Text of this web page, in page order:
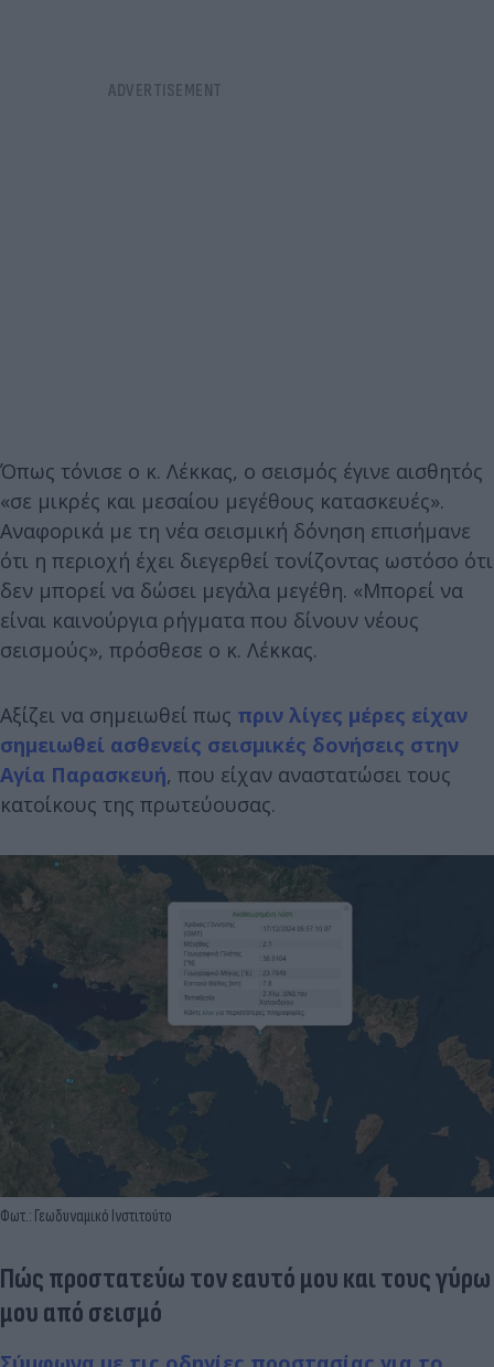
Όπως τόνισε ο κ. Λέκκας, ο σεισμός έγινε αισθητός
«σε μικρές και μεσαίου μεγέθους κατασκευές».
Αναφορικά με τη νέα σεισμική δόνηση επισήμανε
ότι η περιοχή έχει διεγερθεί τονίζοντας ωστόσο ότι
δεν μπορεί να δώσει μεγάλα μεγέθη. «Μπορεί να
είναι καινούργια ρήγματα που δίνουν νέους
σεισμούς», πρόσθεσε ο κ. Λέκκας.
Αξίζει να σημειωθεί πως πριν λίγες μέρες είχαν
σημειωθεί ασθενείς σεισμικές δονήσεις στην
Αγία Παρασκευή, που είχαν αναστατώσει τους
κατοίκους της πρωτεύουσας.
Φωτ.: Γεωδυναμικό Ινστιτούτο
Πώς προστατεύω τον εαυτό μου και τους γύρω
μου από σεισμό